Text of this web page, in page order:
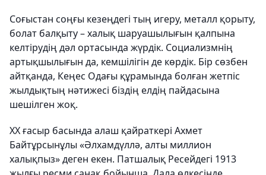
Соғыстан соңғы кезеңдегі тың игеру, металл қорыту,
болат балқыту – халық шаруашылығын қалпына
келтірудің дәл ортасында жүрдік. Социализмнің
артықшылығын да, кемшілігін де көрдік. Бір сөзбен
айтқанда, Кеңес Одағы құрамында болған жетпіс
жылдықтың нәтижесі біздің елдің пайдасына
шешілген жоқ.
XX ғасыр басында алаш қайраткері Ахмет
Байтұрсынұлы «Әлхамдүллә, алты миллион
халықпыз» деген екен. Патшалық Ресейдегі 1913